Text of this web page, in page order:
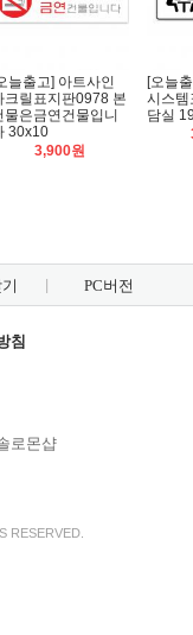
늘출고] 아트사인
크릴표지판0978 본
물은금연건물입니
30x10
3,900원
[오늘
시스
담실
PC버전
침
로몬샵
RESERVED.